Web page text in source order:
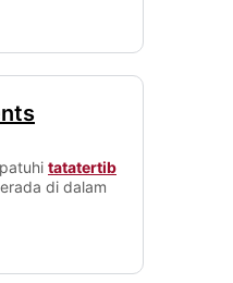
tatatertib
di dalam